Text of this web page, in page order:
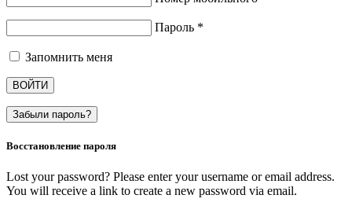
Пароль *
Запомнить меня
ВОЙТИ
Забыли пароль?
Восстановление пароля
Lost your password? Please enter your username or email address.
You will receive a link to create a new password via email.